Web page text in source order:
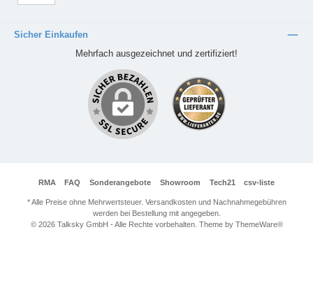
Sicher Einkaufen
Mehrfach ausgezeichnet und zertifiziert!
RMA FAQ Sonderangebote Showroom Tech21 csv-liste
* Alle Preise ohne Mehrwertsteuer. Versandkosten und Nachnahmegebühren
werden bei Bestellung mit angegeben.
© 2026 Talksky GmbH - Alle Rechte vorbehalten. Theme by ThemeWare®